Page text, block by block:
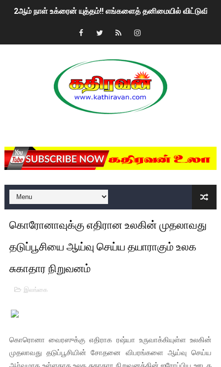
2ஆம் நாள் உக்ரைன் யுத்தம்!! எங்களைத் தனிமையில்
கதிரவன் வாசகர்களுக்கு இனிய பொங்கல் புத்தாண்டு
ரவுடி பேபிக்கு நடந்த தரமான சம்பவம்.. ஆபாச வீடியோக்களால்
காணாமல் போகும் பிள்ளையார்கள்!
யாழில் தமிழின தலைவர் பிரபாகரனின் பிறந்தநாளை
ஏர்போர்ட்டில் உதைத்த நபர் யார், என்ன நடந்தது?: உண்மையை
சீனா இலங்கையிடம் 8 மில்லியன் அமெரிக்க டொலர் நட்டஈடு
01/11/2021 Scotland ல் நடைபெறும் கண்டனப்
பாலச்சந்திரன் மற்றும் தன்னிடம் படித்த மாணவர்கள் தொடர்பில்
பிரிட்டனால் கடத்தப்படும் நிலையில் இலங்கைத் தமிழ்
வர்ராரு...வர்ராரு... அண்ணாத்த : ரஜினிக்காக இலங்கை
சிறுமியை பாலியல் வன்கொடுமை செய்த முதியவருக்கு
கொரோனாவுக்கு எதிரான உலகின் முதலாவது
தடுப்பூசியை ஆய்வு செய்ய தயாராகும் உலக
சுகாதார நிறுவனம்
இலங்கை
கொரொனா வைரஸுக்கு எதிராக ரஷ்யா உருவாக்கியுள்ள உலகின்
முதலாவது தடுப்பூசியின் சோதனை விபரங்களை ஆய்வு செய்ய